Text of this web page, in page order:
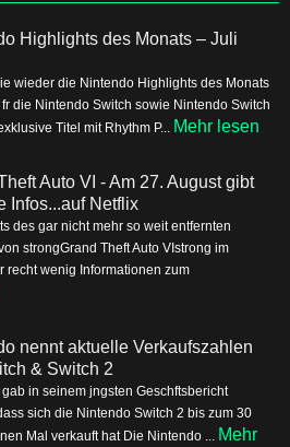
Highlights des Monats – Juli
wieder die Nintendo Highlights des Monats
die Nintendo Switch sowie Nintendo Switch
Titel mit Rhythm P... Mehr lesen
Auto VI - Am 27. August gibt
Infos...auf Netflix
des gar nicht mehr so weit entfernten
strongGrand Theft Auto VIstrong im
recht wenig Informationen zum
nennt aktuelle Verkaufszahlen
& Switch 2
in seinem jngsten Geschftsbericht
sich die Nintendo Switch 2 bis zum 30
Mal verkauft hat Die Nintendo ... Mehr